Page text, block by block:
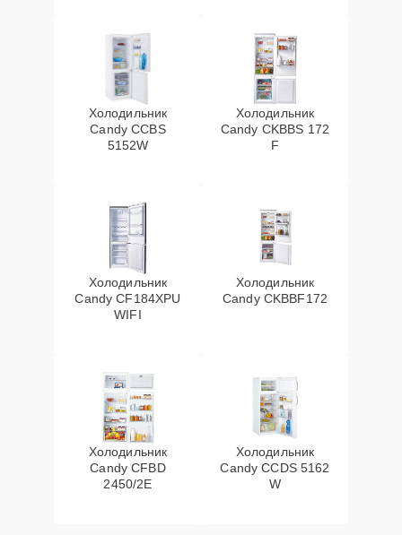
Холодильник
Candy CCBS
5152W
Холодильник
Candy CKBBS 172
F
Холодильник
Candy CF184XPU
WIFI
Холодильник
Candy CKBBF172
Холодильник
Candy CFBD
2450/2E
Холодильник
Candy CCDS 5162
W